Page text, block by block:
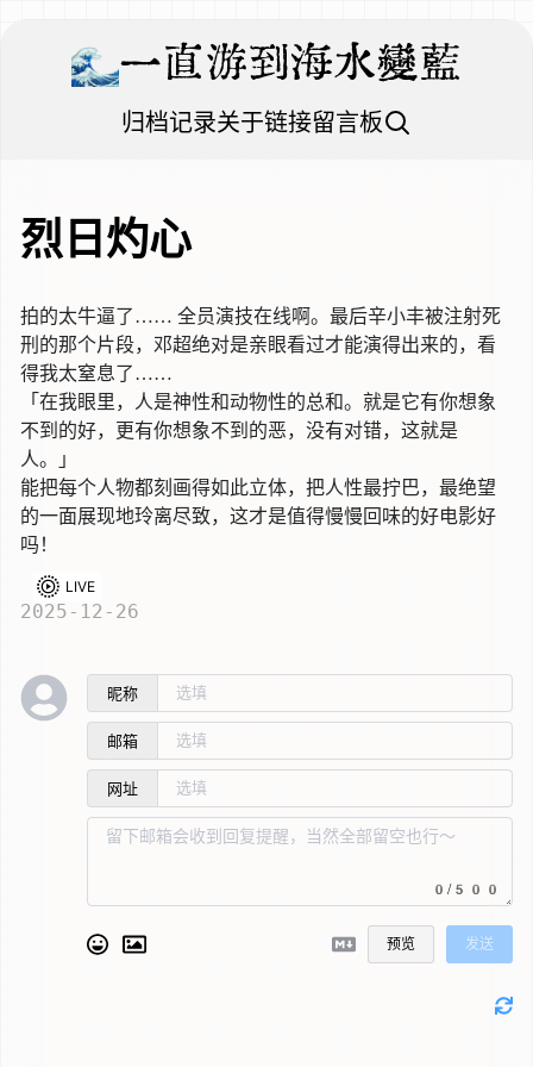
一直游到海水變藍
归档记录关于链接留言板
烈日灼心
拍的太牛逼了…… 全员演技在线啊。最后辛小丰被注射死
刑的那个片段，邓超绝对是亲眼看过才能演得出来的，看
得我太窒息了……
「在我眼里，人是神性和动物性的总和。就是它有你想象
不到的好，更有你想象不到的恶，没有对错，这就是
人。」
能把每个人物都刻画得如此立体，把人性最拧巴，最绝望
的一面展现地玲离尽致，这才是值得慢慢回味的好电影好
吗！
2025-12-26
昵称
邮箱
网址
0/500
预览 发送